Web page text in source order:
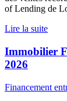
of Lending de
Lire la suite
Immobilier
2026
Financement